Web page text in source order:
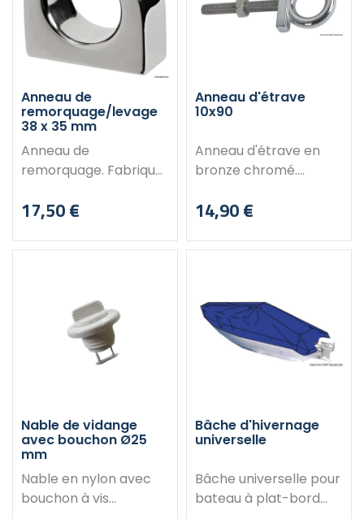
maximum Trou de
fixation : 8 mm Produit
page produit
Anneau de
remorquage/levage
38 x 35 mm
Anneau de
remorquage. Fabriqué
miroir. Dimensions : A :
5.6mm D : 21mm
Prix
17,50 €
Anneau d'étrave
10x90
Anneau d'étrave en
bronze chromé.
Pivot : 10x90 mm Poids :
Prix
14,90 €
Nable de vidange
avec bouchon Ø25
mm
Nable en nylon avec
bouchon à vis
Bâche d'hivernage
universelle
Bâche universelle pour
bateau à plat-bord